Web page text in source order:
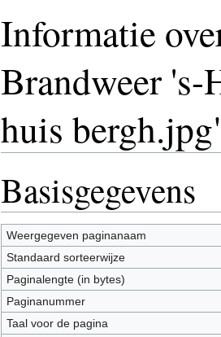
Informatie
Brandweer 's-
huis
Basisgegevens
Weergegeven paginanaam
Standaard sorteerwijze
Paginalengte (in bytes)
Paginanummer
Taal voor de pagina